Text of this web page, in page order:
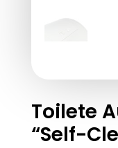
Toilete
“Self-